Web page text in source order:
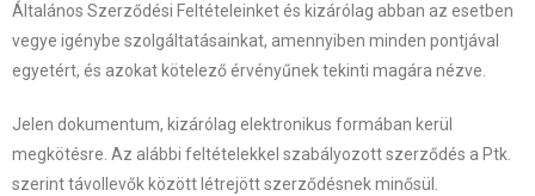
Általános Szerződési Feltételeinket és kizárólag abban az esetben
vegye igénybe szolgáltatásainkat, amennyiben minden pontjával
egyetért, és azokat kötelező érvényűnek tekinti magára nézve.
Jelen dokumentum, kizárólag elektronikus formában kerül
megkötésre. Az alábbi feltételekkel szabályozott szerződés a Ptk.
szerint távollevők között létrejött szerződésnek minősül.